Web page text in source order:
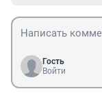
Гость
Войти